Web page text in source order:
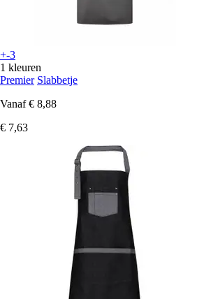
+-3
1 kleuren
Premier Slabbetje
Vanaf € 8,88
€ 7,63